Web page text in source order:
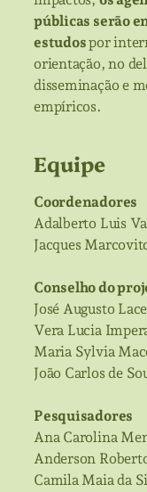
públicas serão
estudospor
orientação, no
disseminação e
empíricos.
Equipe
Coordenadores
Adalberto Luis
Jacques
Conselho do
José Augusto
Vera Lucia
Maria Sylvia
João Carlos de
Pesquisadores
Ana Carolina
Anderson
Camila Maia da